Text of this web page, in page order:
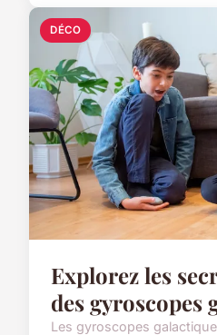
DÉCO
Explorez les
des gyroscopes
Les gyroscopes